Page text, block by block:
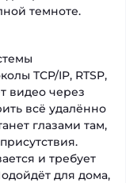
темноте.
TCP/IP, RTSP,
видео через
всё удалённо
глазами там,
и требует
для дома,